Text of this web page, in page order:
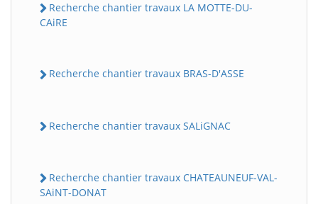
Recherche chantier travaux LA MOTTE-DU-
CAiRE
Recherche chantier travaux BRAS-D'ASSE
Recherche chantier travaux SALiGNAC
Recherche chantier travaux CHATEAUNEUF-VAL-
SAiNT-DONAT